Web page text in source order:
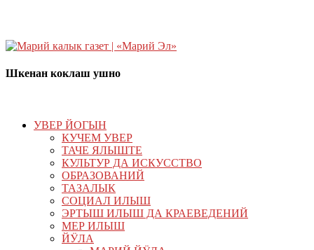
Шкенан коклаш ушно
УВЕР ЙОГЫН
КУЧЕМ УВЕР
ТАЧЕ ЯЛЫШТЕ
КУЛЬТУР ДА ИСКУССТВО
ОБРАЗОВАНИЙ
ТАЗАЛЫК
СОЦИАЛ ИЛЫШ
ЭРТЫШ ИЛЫШ ДА КРАЕВЕДЕНИЙ
МЕР ИЛЫШ
ЙӰЛА